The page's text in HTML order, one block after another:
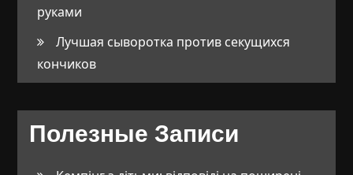
руками
Лучшая сыворотка против секущихся
кончиков
Полезные Записи